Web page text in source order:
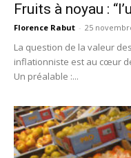
Fruits à noyau :
Florence Rabut - 25
La question de la valeur
inflationniste est au cœur
Un préalable :...